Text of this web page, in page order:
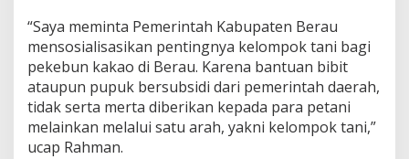
“Saya meminta Pemerintah Kabupaten Berau
mensosialisasikan pentingnya kelompok tani bagi
pekebun kakao di Berau. Karena bantuan bibit
ataupun pupuk bersubsidi dari pemerintah daerah,
tidak serta merta diberikan kepada para petani
melainkan melalui satu arah, yakni kelompok tani,”
ucap Rahman.